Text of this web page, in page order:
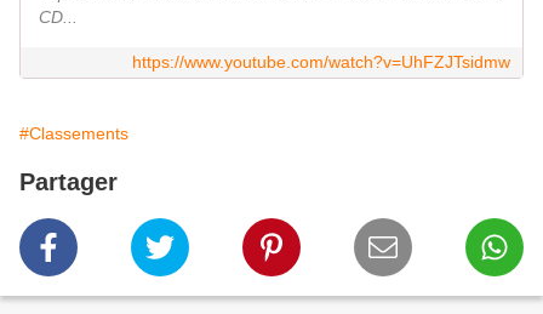
CD...
https://www.youtube.com/watch?v=UhFZJTsidmw
#Classements
Partager